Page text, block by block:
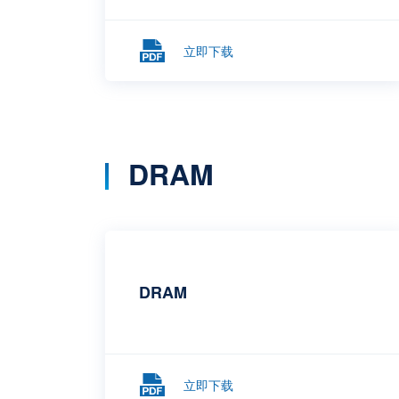
立即下载
DRAM
DRAM
立即下载